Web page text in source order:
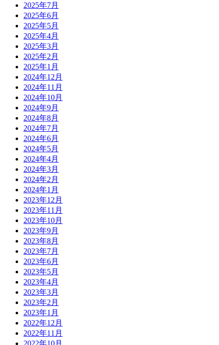
2025年7月
2025年6月
2025年5月
2025年4月
2025年3月
2025年2月
2025年1月
2024年12月
2024年11月
2024年10月
2024年9月
2024年8月
2024年7月
2024年6月
2024年5月
2024年4月
2024年3月
2024年2月
2024年1月
2023年12月
2023年11月
2023年10月
2023年9月
2023年8月
2023年7月
2023年6月
2023年5月
2023年4月
2023年3月
2023年2月
2023年1月
2022年12月
2022年11月
2022年10月